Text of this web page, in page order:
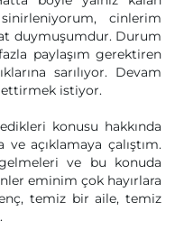
cinlerim
duymuşumdur. Durum
paylaşım gerektiren
sarılıyor. Devam
istiyor.
konusu hakkında
açıklamaya çalıştım.
ve bu konuda
eminim çok hayırlara
temiz bir aile, temiz